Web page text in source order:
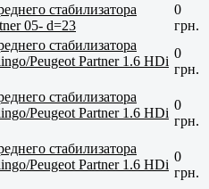
стабилизатора
05- d=23
0
грн.
стабилизатора
Peugeot Partner 1.6 HDi
0
грн.
стабилизатора
Peugeot Partner 1.6 HDi
0
грн.
стабилизатора
Peugeot Partner 1.6 HDi
0
грн.